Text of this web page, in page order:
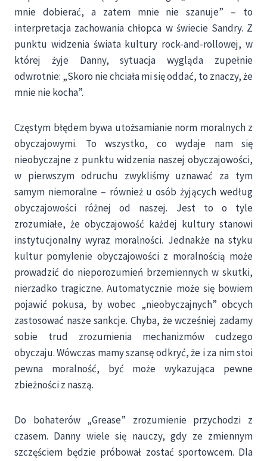
mnie dobierać, a zatem mnie nie szanuje” – to
interpretacja zachowania chłopca w świecie Sandry. Z
punktu widzenia świata kultury rock-and-rollowej, w
której żyje Danny, sytuacja wygląda zupełnie
odwrotnie: „Skoro nie chciała mi się oddać, to znaczy, że
mnie nie kocha”.
Częstym błędem bywa utożsamianie norm moralnych z
obyczajowymi. To wszystko, co wydaje nam się
nieobyczajne z punktu widzenia naszej obyczajowości,
w pierwszym odruchu zwykliśmy uznawać za tym
samym niemoralne – również u osób żyjących według
obyczajowości różnej od naszej. Jest to o tyle
zrozumiałe, że obyczajowość każdej kultury stanowi
instytucjonalny wyraz moralności. Jednakże na styku
kultur pomylenie obyczajowości z moralnością może
prowadzić do nieporozumień brzemiennych w skutki,
nierzadko tragiczne. Automatycznie może się bowiem
pojawić pokusa, by wobec „nieobyczajnych” obcych
zastosować nasze sankcje. Chyba, że wcześniej zadamy
sobie trud zrozumienia mechanizmów cudzego
obyczaju. Wówczas mamy szansę odkryć, że i za nim stoi
pewna moralność, być może wykazująca pewne
zbieżności z naszą.
Do bohaterów „Grease” zrozumienie przychodzi z
czasem. Danny wiele się nauczy, gdy ze zmiennym
szczęściem będzie próbował zostać sportowcem. Dla